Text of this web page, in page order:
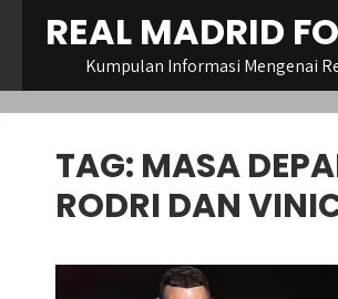
REAL MADRID
Kumpulan Informasi Mengenai
TAG: MASA
RODRI DAN